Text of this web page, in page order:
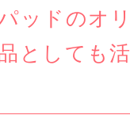
ッドのオ
としても